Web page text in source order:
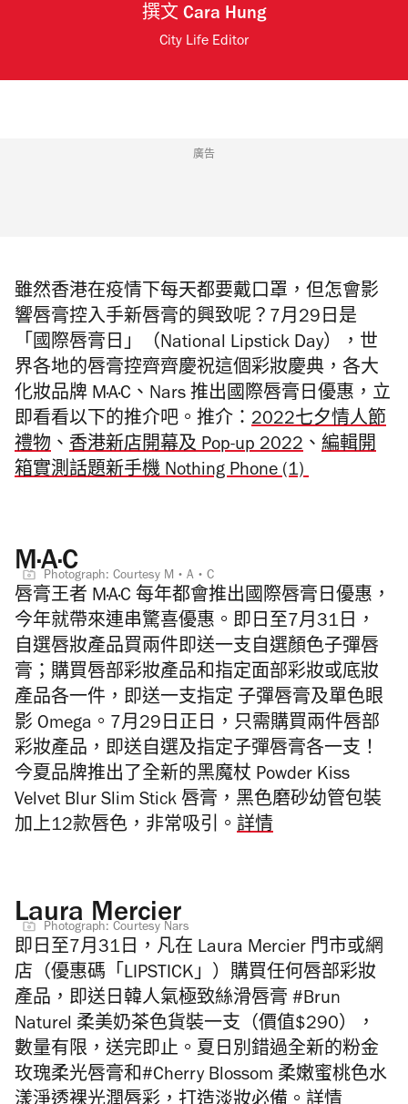
撰文 Cara Hung
City Life Editor
廣告
雖然香港在疫情下每天都要戴口罩，但怎會影
響唇膏控入手新唇膏的興致呢？7月29日是
「國際唇膏日」（National Lipstick Day），世
界各地的唇膏控齊齊慶祝這個彩妝慶典，各大
化妝品牌 M·A·C、Nars 推出國際唇膏日優惠，立
即看看以下的推介吧。推介： 2022七夕情人節
禮物 、 香港新店開幕及 Pop-up 2022 、 編輯開
箱實測話題新手機 Nothing Phone (1)
M·A·C
Photograph: Courtesy M‧A‧C
唇膏王者 M·A·C 每年都會推出國際唇膏日優惠，
今年就帶來連串驚喜優惠。即日至7月31日，
自選唇妝產品買兩件即送一支自選顏色子彈唇
膏；購買唇部彩妝產品和指定面部彩妝或底妝
產品各一件，即送一支指定 子彈唇膏及單色眼
影 Omega。7月29日正日，只需購買兩件唇部
彩妝產品，即送自選及指定子彈唇膏各一支！
今夏品牌推出了全新的黑魔杖 Powder Kiss
Velvet Blur Slim Stick 唇膏，黑色磨砂幼管包裝
加上12款唇色，非常吸引。 詳情
Laura Mercier
Photograph: Courtesy Nars
即日至7月31日，凡在 Laura Mercier 門市或網
店（優惠碼「LIPSTICK」）購買任何唇部彩妝
產品，即送日韓人氣極致絲滑唇膏 #Brun
Naturel 柔美奶茶色貨裝一支（價值$290），
數量有限，送完即止。夏日別錯過全新的粉金
玫瑰柔光唇膏和#Cherry Blossom 柔嫩蜜桃色水